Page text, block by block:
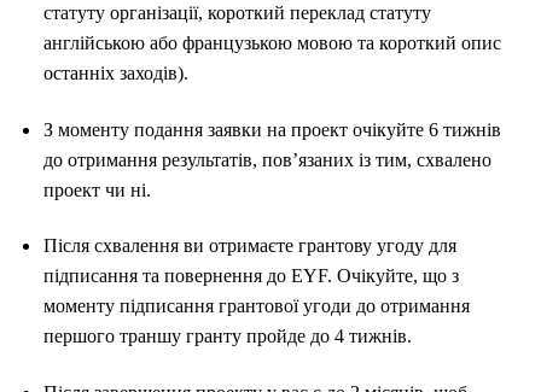
статуту організації, короткий переклад статуту
англійською або французькою мовою та короткий опис
останніх заходів).
З моменту подання заявки на проект очікуйте 6 тижнів
до отримання результатів, пов’язаних із тим, схвалено
проект чи ні.
Після схвалення ви отримаєте грантову угоду для
підписання та повернення до EYF. Очікуйте, що з
моменту підписання грантової угоди до отримання
першого траншу гранту пройде до 4 тижнів.